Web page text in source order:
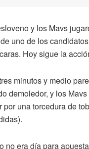
y los Mavs
uno de los
Hoy sigue la
minutos y medio
demoledor, y los
por una torcedura de
no era día para